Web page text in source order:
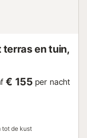
terras en tuin,
€ 155 per nacht
tot de kust